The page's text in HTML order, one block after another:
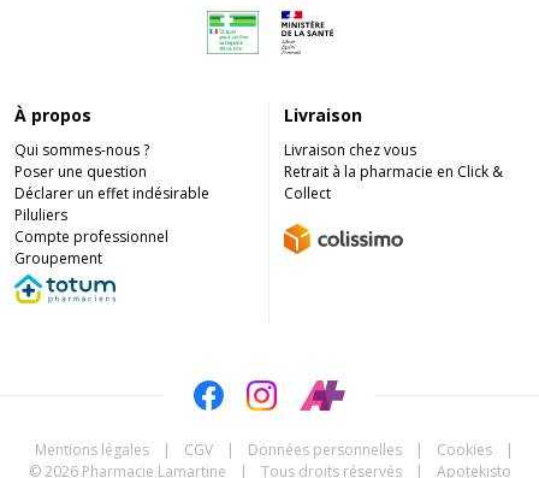
À propos
Qui sommes-nous ?
Poser une question
Déclarer un effet indésirable
Piluliers
Compte professionnel
Groupement
Livraison
Livraison chez vous
Retrait à la pharmacie en Click &
Collect
Mentions légales | CGV | Données personnelles | Cookies
|
© 2026 Pharmacie Lamartine
| Tous droits réservés | Apotekisto